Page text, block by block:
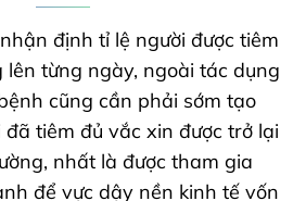
định tỉ lệ người được tiêm
từng ngày, ngoài tác dụng
cũng cần phải sớm tạo
đã tiêm đủ vắc xin được trở lại
nhất là được tham gia
để vực dậy nền kinh tế vốn